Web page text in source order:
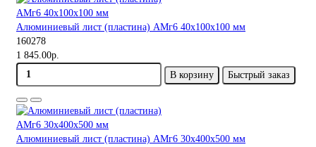
Алюминиевый лист (пластина) АМг6 40х100х100 мм
160278
1 845.00р.
В корзину
Быстрый заказ
Алюминиевый лист (пластина) АМг6 30х400х500 мм